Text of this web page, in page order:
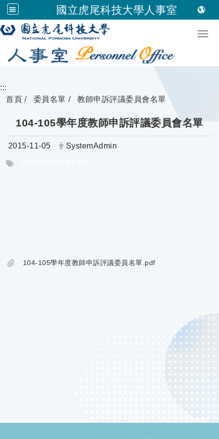
國立虎尾科技大學人事室
跳到主要內容
:::
首頁
委員名單 教師申訴評議委員會名單
104-105學年度教師申訴評議委員會名單
日期：
2015-11-05 發布者：
SystemAdmin
104-105學年度教師申訴評議委員名單.pdf